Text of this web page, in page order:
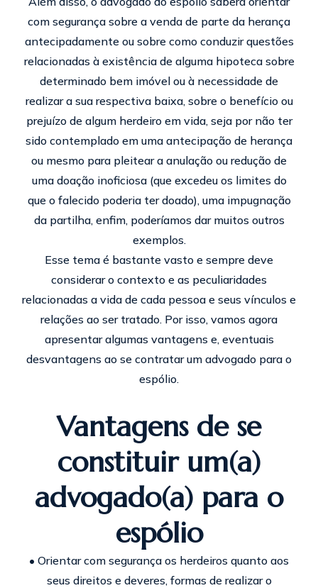
com segurança sobre a venda de parte da herança
antecipadamente ou sobre como conduzir questões
relacionadas à existência de alguma hipoteca sobre
determinado bem imóvel ou à necessidade de
realizar a sua respectiva baixa, sobre o benefício ou
prejuízo de algum herdeiro em vida, seja por não ter
sido contemplado em uma antecipação de herança
ou mesmo para pleitear a anulação ou redução de
uma doação inoficiosa (que excedeu os limites do
que o falecido poderia ter doado), uma impugnação
da partilha, enfim, poderíamos dar muitos outros
exemplos.
Esse tema é bastante vasto e sempre deve
considerar o contexto e as peculiaridades
relacionadas a vida de cada pessoa e seus vínculos e
relações ao ser tratado. Por isso, vamos agora
apresentar algumas vantagens e, eventuais
desvantagens ao se contratar um advogado para o
espólio.
Vantagens de se
constituir um(a)
advogado(a) para o
espólio
• Orientar com segurança os herdeiros quanto aos
seus direitos e deveres, formas de realizar o